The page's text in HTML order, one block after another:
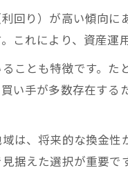
実践術
いための知恵
タイミング
スクを回避
回り）が高い傾向に
れにより、資産運
ことも特徴です。
い手が多数存在す
は、将来的な換金
据えた選択が重要です